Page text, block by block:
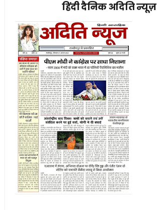
हिंदी दैनिक अदिति न्यूज़